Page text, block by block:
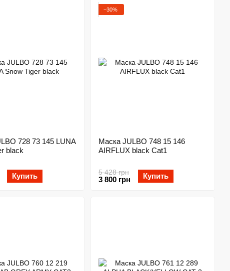
728 73 145 LUNA
black
Купить
−30%
Маска JULBO 748 15 146
AIRFLUX black Cat1
5 428 грн
3 800 грн Купить